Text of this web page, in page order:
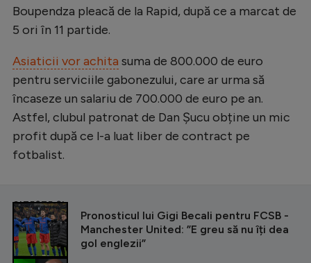
Rugby
Alte sporturi
JO 2024
JO 2026
Intră în cont
Creează cont
Boupendza pleacă de la Rapid, după ce a marcat de
5 ori în 11 partide.
Asiaticii vor achita suma de 800.000 de euro
pentru serviciile gabonezului, care ar urma să
încaseze un salariu de 700.000 de euro pe an.
Astfel, clubul patronat de Dan Șucu obține un mic
profit după ce l-a luat liber de contract pe
fotbalist.
CITEȘTE ȘI
Pronosticul lui Gigi Becali pentru FCSB -
Manchester United: ”E greu să nu îți dea
gol englezii”